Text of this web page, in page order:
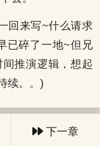
回来写~什么请求
已碎了一地~但兄
推演逻辑，想起
续。。)
下一章